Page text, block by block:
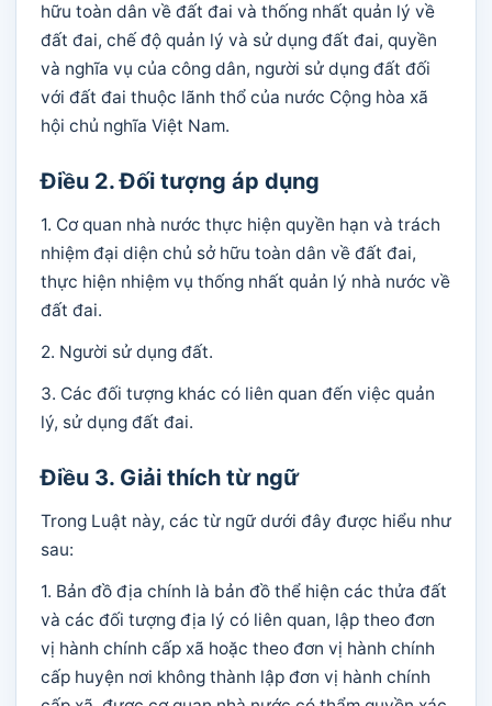
hữu toàn dân về đất đai và thống nhất quản lý về
đất đai, chế độ quản lý và sử dụng đất đai, quyền
và nghĩa vụ của công dân, người sử dụng đất đối
với đất đai thuộc lãnh thổ của nước Cộng hòa xã
hội chủ nghĩa Việt Nam.
Điều 2. Đối tượng áp dụng
1. Cơ quan nhà nước thực hiện quyền hạn và trách
nhiệm đại diện chủ sở hữu toàn dân về đất đai,
thực hiện nhiệm vụ thống nhất quản lý nhà nước về
đất đai.
2. Người sử dụng đất.
3. Các đối tượng khác có liên quan đến việc quản
lý, sử dụng đất đai.
Điều 3. Giải thích từ ngữ
Trong Luật này, các từ ngữ dưới đây được hiểu như
sau:
1. Bản đồ địa chính là bản đồ thể hiện các thửa đất
và các đối tượng địa lý có liên quan, lập theo đơn
vị hành chính cấp xã hoặc theo đơn vị hành chính
cấp huyện nơi không thành lập đơn vị hành chính